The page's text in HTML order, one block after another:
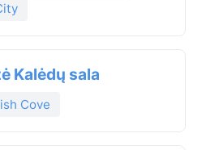
Kalėdų sala
Cove